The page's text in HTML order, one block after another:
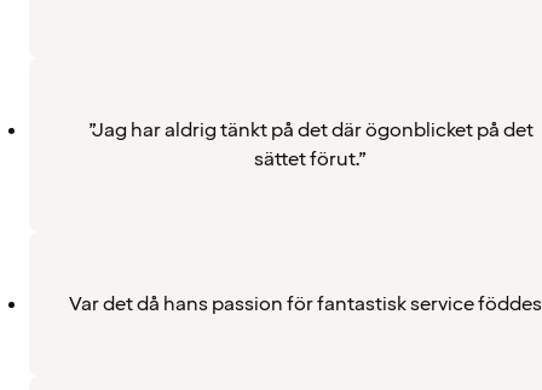
”Jag har aldrig tänkt på det där ögonblicket på det
sättet förut.”
Var det då hans passion för fantastisk service